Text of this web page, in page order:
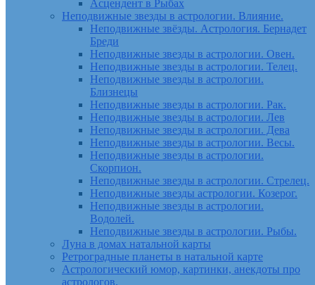
Асцендент в Рыбах
Неподвижные звезды в астрологии. Влияние.
Неподвижные звёзды. Астрология. Бернадет
Бреди
Неподвижные звезды в астрологии. Овен.
Неподвижные звезды в астрологии. Телец.
Неподвижные звезды в астрологии.
Близнецы
Неподвижные звезды в астрологии. Рак.
Неподвижные звезды в астрологии. Лев
Неподвижные звезды в астрологии. Дева
Неподвижные звезды в астрологии. Весы.
Неподвижные звезды в астрологии.
Скорпион.
Неподвижные звезды в астрологии. Стрелец.
Неподвижные звезды астрологии. Козерог.
Неподвижные звезды в астрологии.
Водолей.
Неподвижные звезды в астрологии. Рыбы.
Луна в домах натальной карты
Ретроградные планеты в натальной карте
Астрологический юмор, картинки, анекдоты про
астрологов.